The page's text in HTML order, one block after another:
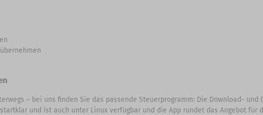
– bei uns finden Sie das passende Steuerprogramm: Die Download- und
und ist auch unter Linux verfügbar und die App rundet das Angebot für